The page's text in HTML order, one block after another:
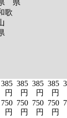
歌
県
385
円
385
円
385
円
385
円
750
円
750
円
750
円
750
円